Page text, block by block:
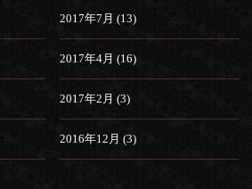
2017年7月 (13)
2017年4月 (16)
2017年2月 (3)
2016年12月 (3)